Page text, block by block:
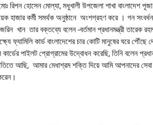
হোসেন মোল্যা, মধুখালী উপজেলা শাখা বাংলাদেশ
কর্মী সমর্থক অনুষ্ঠানে অংশগ্রহণ করে । গন
খান তার বক্তব্যে বলেন -বর্তমান প্রধানমন্ত্রী তারেক
কার্ড বাংলাদেশের চার কোটি মানুষের ঘরে পৌঁছে
পাইলট প্রোগ্রামের উদ্বোধন করেছি, তিনি বলেন
আছি, আমার মেধাশ্রম শক্তি দিয়ে আমি আপনাদের